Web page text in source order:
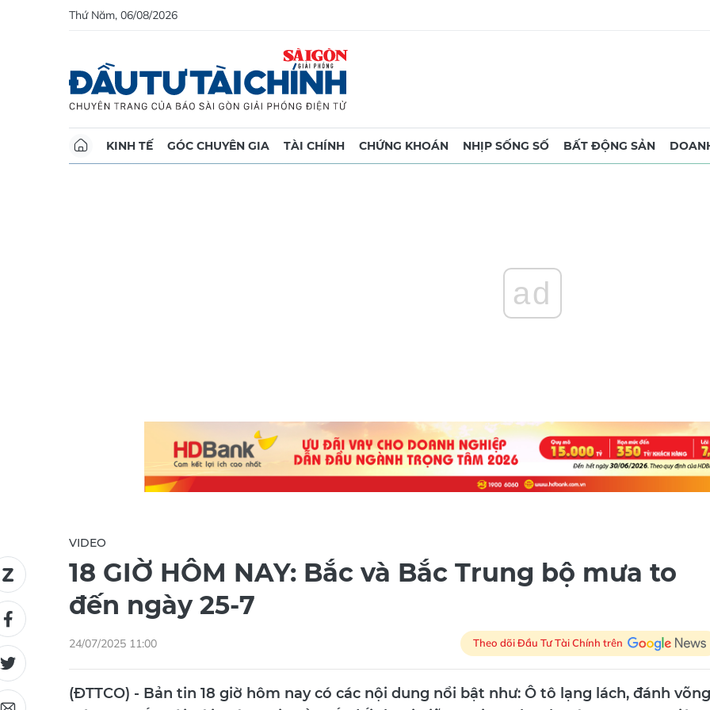
Thứ Năm, 06/08/2026
KINH TẾ GÓC CHUYÊN GIA TÀI CHÍNH CHỨNG KHOÁN NHỊP SỐNG SỐ BẤT ĐỘNG SẢN
ad
VIDEO
18 GIỜ HÔM NAY: Bắc và Bắc Trung bộ mưa to
đến ngày 25-7
24/07/2025 11:00 Theo dõi Đầu Tư Tài Chính trên
(ĐTTCO) - Bản tin 18 giờ hôm nay có các nội dung nổi bật như: Ô tô lạng lách, đánh võng